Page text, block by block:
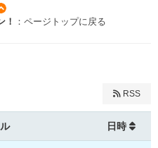
！ ：ページトップに戻る
RSS
日時